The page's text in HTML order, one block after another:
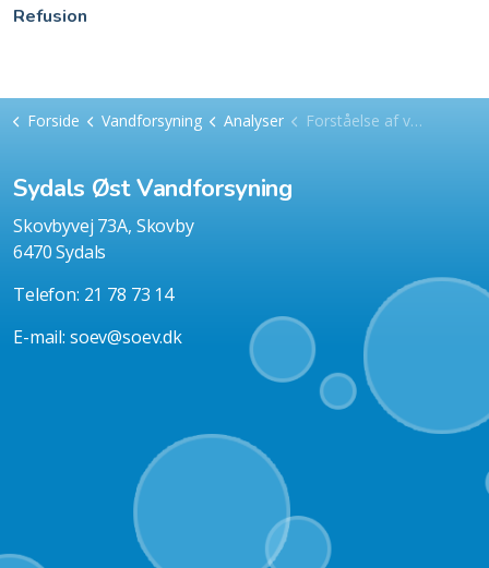
Refusion
Forside Vandforsyning Analyser Forståelse af vandanalyse
Sydals Øst Vandforsyning
Skovbyvej 73A, Skovby
6470 Sydals
Telefon: 21 78 73 14
E-mail: soev@soev.dk